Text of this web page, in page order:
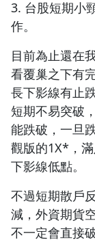
3. 台股短期小
作。
目前為止還在
看覆巢之下有
長下影線有止
短期不易突破
能跌破，一旦
觀版的1X*，
下影線低點。
不過短期散戶
減，外資期貨
不一定會直接